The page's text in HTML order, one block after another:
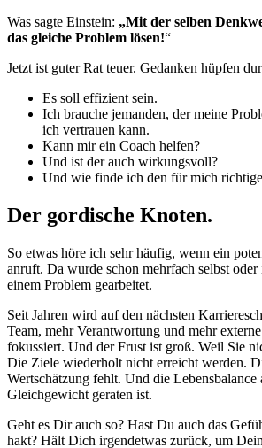
Was sagte Einstein: „Mit der selben
das gleiche Problem lösen!“
Jetzt ist guter Rat teuer. Gedanken hüpfen
Es soll effizient sein.
Ich brauche jemanden, der meine
ich vertrauen kann.
Kann mir ein Coach helfen?
Und ist der auch wirkungsvoll?
Und wie finde ich den für mich
Der gordische Knoten.
So etwas höre ich sehr häufig, wenn ein
anruft. Da wurde schon mehrfach selbst oder
einem Problem gearbeitet.
Seit Jahren wird auf den nächsten
Team, mehr Verantwortung und mehr
fokussiert. Und der Frust ist groß. Weil Sie
Die Ziele wiederholt nicht erreicht werden.
Wertschätzung fehlt. Und die Lebensbalance
Gleichgewicht geraten ist.
Geht es Dir auch so? Hast Du auch das
hakt? Hält Dich irgendetwas zurück, um